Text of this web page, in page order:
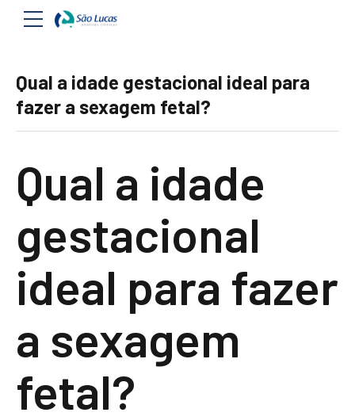
Qual a idade gestacional ideal para
fazer a sexagem fetal?
Qual a idade
gestacional
ideal para fazer
a sexagem
fetal?